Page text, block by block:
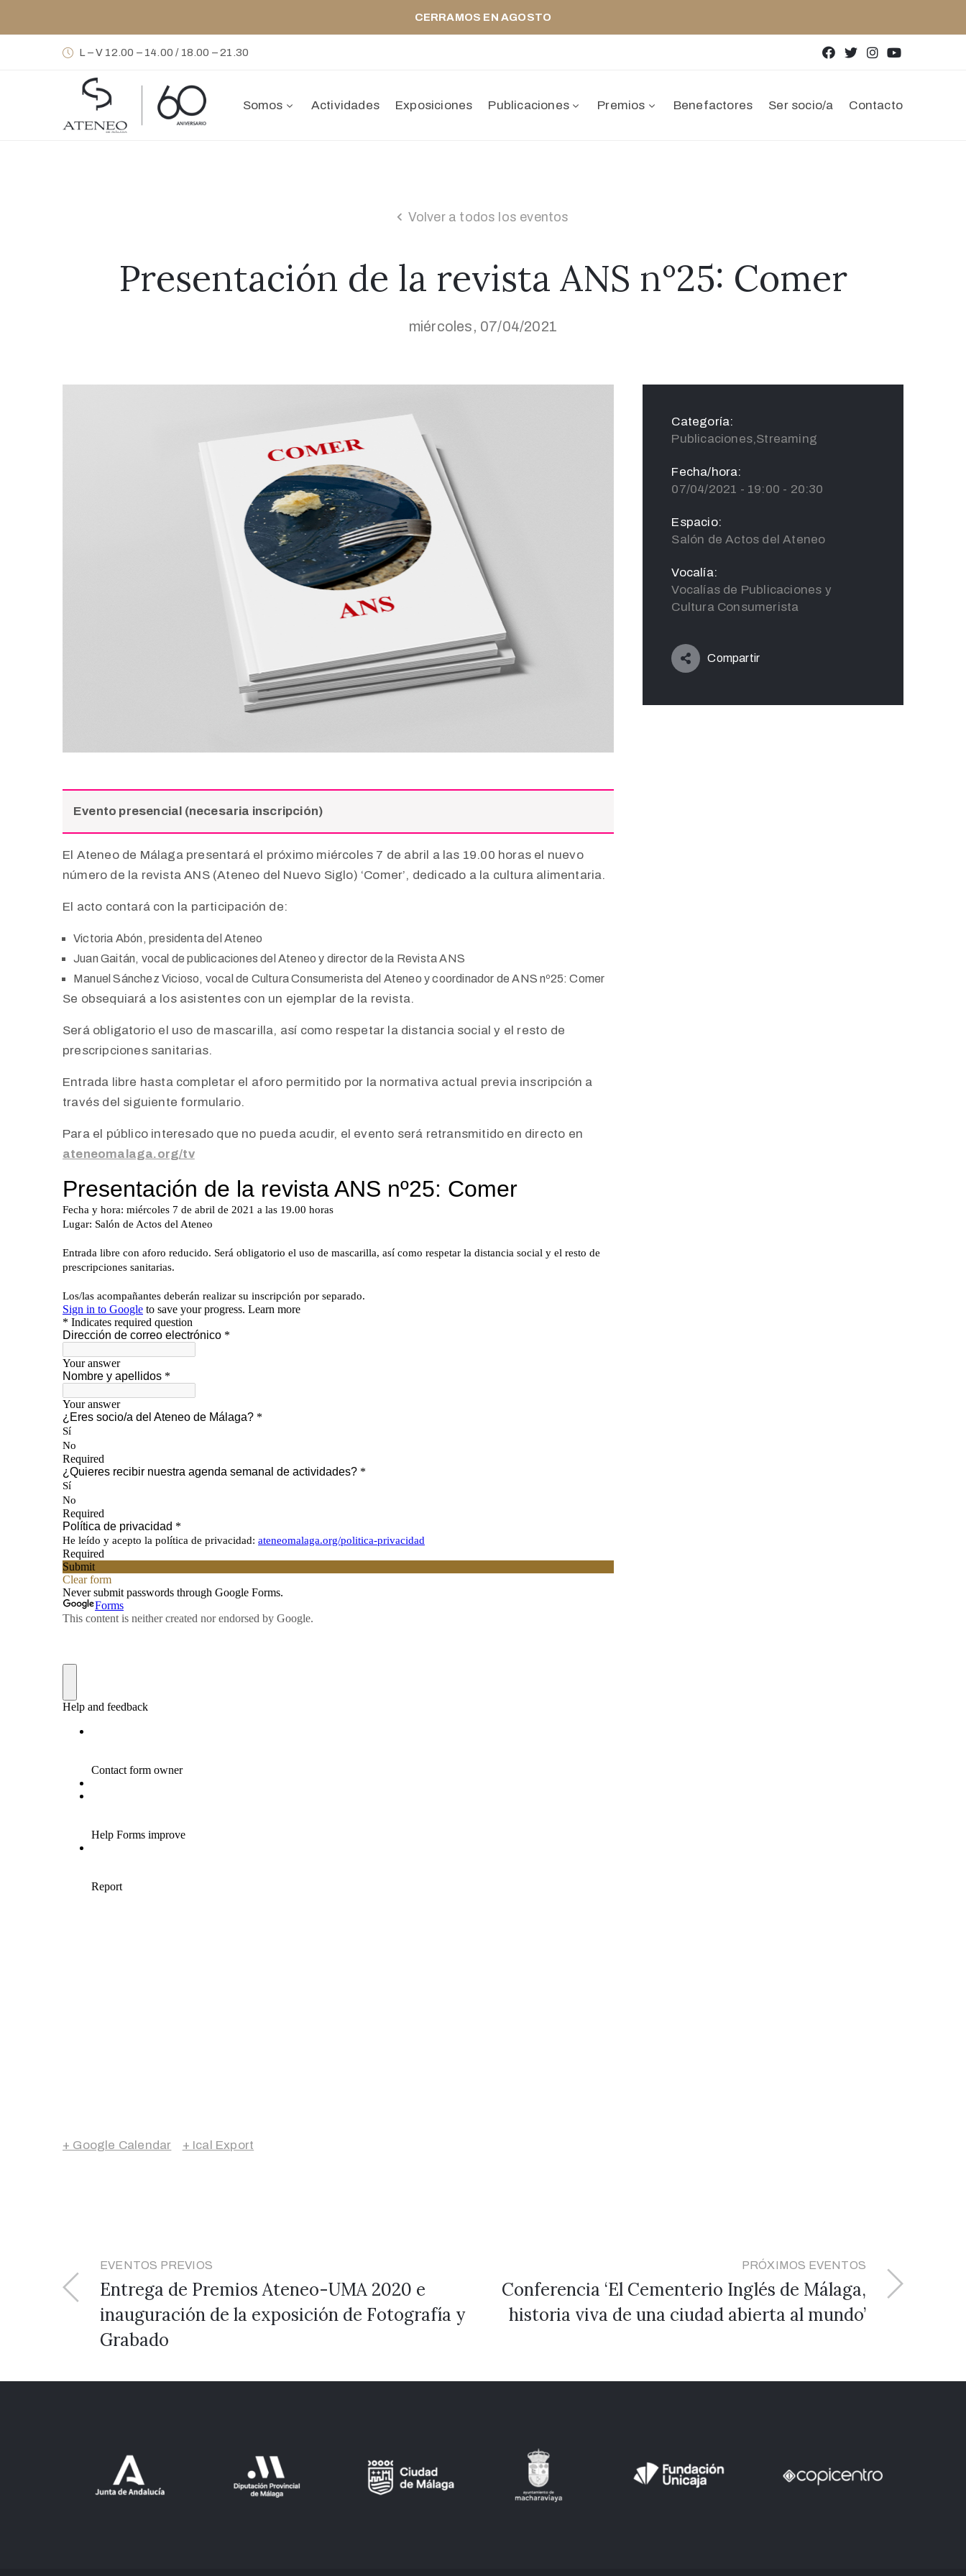
CERRAMOS EN AGOSTO
L – V 12.00 – 14.00 / 18.00 – 21.30
Somos Actividades Exposiciones Publicaciones Premios Benefactores Ser socio/a Contacto
Volver a todos los eventos
Presentación de la revista ANS nº25: Comer
miércoles, 07/04/2021
Evento presencial (necesaria inscripción)
El Ateneo de Málaga presentará el próximo miércoles 7 de abril a las 19.00 horas el nuevo
número de la revista ANS (Ateneo del Nuevo Siglo) ‘Comer’, dedicado a la cultura alimentaria.
El acto contará con la participación de:
Victoria Abón, presidenta del Ateneo
Juan Gaitán, vocal de publicaciones del Ateneo y director de la Revista ANS
Manuel Sánchez Vicioso, vocal de Cultura Consumerista del Ateneo y coordinador de ANS nº25: Comer
Se obsequiará a los asistentes con un ejemplar de la revista.
Será obligatorio el uso de mascarilla, así como respetar la distancia social y el resto de
prescripciones sanitarias.
Entrada libre hasta completar el aforo permitido por la normativa actual previa inscripción a
través del siguiente formulario.
Para el público interesado que no pueda acudir, el evento será retransmitido en directo en
ateneomalaga.org/tv
+ Google Calendar + Ical Export
Categoría:
Publicaciones,Streaming
Fecha/hora:
07/04/2021 - 19:00 - 20:30
Espacio:
Salón de Actos del Ateneo
Vocalía:
Vocalías de Publicaciones y
Cultura Consumerista
Compartir
EVENTOS PREVIOS
Entrega de Premios Ateneo-UMA 2020 e
inauguración de la exposición de Fotografía y
Grabado
PRÓXIMOS EVENTOS
Conferencia ‘El Cementerio Inglés de Málaga,
historia viva de una ciudad abierta al mundo’